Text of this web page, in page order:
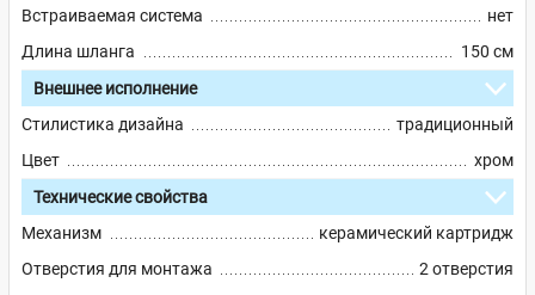
Встраиваемая система
нет
Длина шланга
150 см
Внешнее исполнение
Стилистика дизайна
традиционный
Цвет
хром
Технические свойства
Механизм
керамический картридж
Отверстия для монтажа
2 отверстия